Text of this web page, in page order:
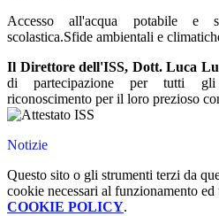
Accesso all'acqua potabile e
scolastica.Sfide ambientali e
Il Direttore dell'ISS, Dott. Luca
di partecipazione per tutti
riconoscimento per il loro prezioso
Notizie
Questo sito o gli strumenti terzi da
cookie necessari al funzionamento
COOKIE POLICY.